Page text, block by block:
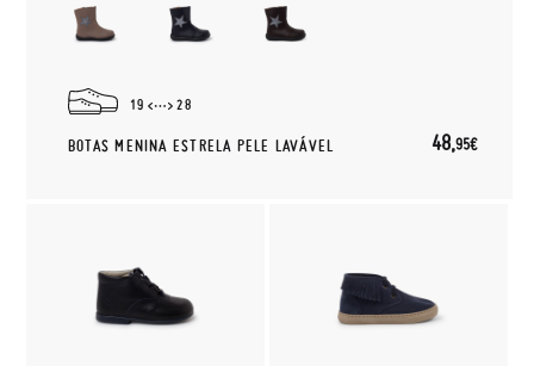
19 28
BOTAS MENINA ESTRELA PELE LAVÁVEL 48,95€